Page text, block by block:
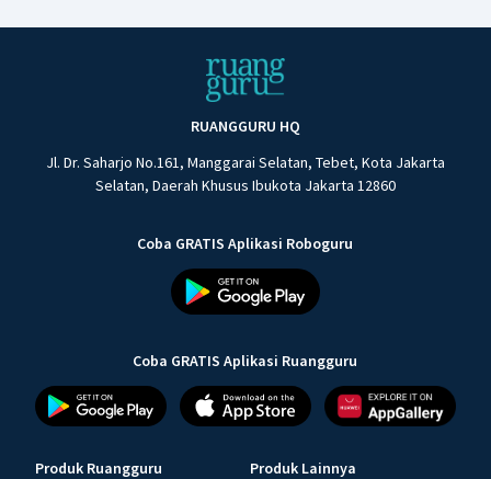
RUANGGURU HQ
Jl. Dr. Saharjo No.161, Manggarai Selatan, Tebet, Kota Jakarta
Selatan, Daerah Khusus Ibukota Jakarta 12860
Coba GRATIS Aplikasi Roboguru
Coba GRATIS Aplikasi Ruangguru
Produk Ruangguru Produk Lainnya